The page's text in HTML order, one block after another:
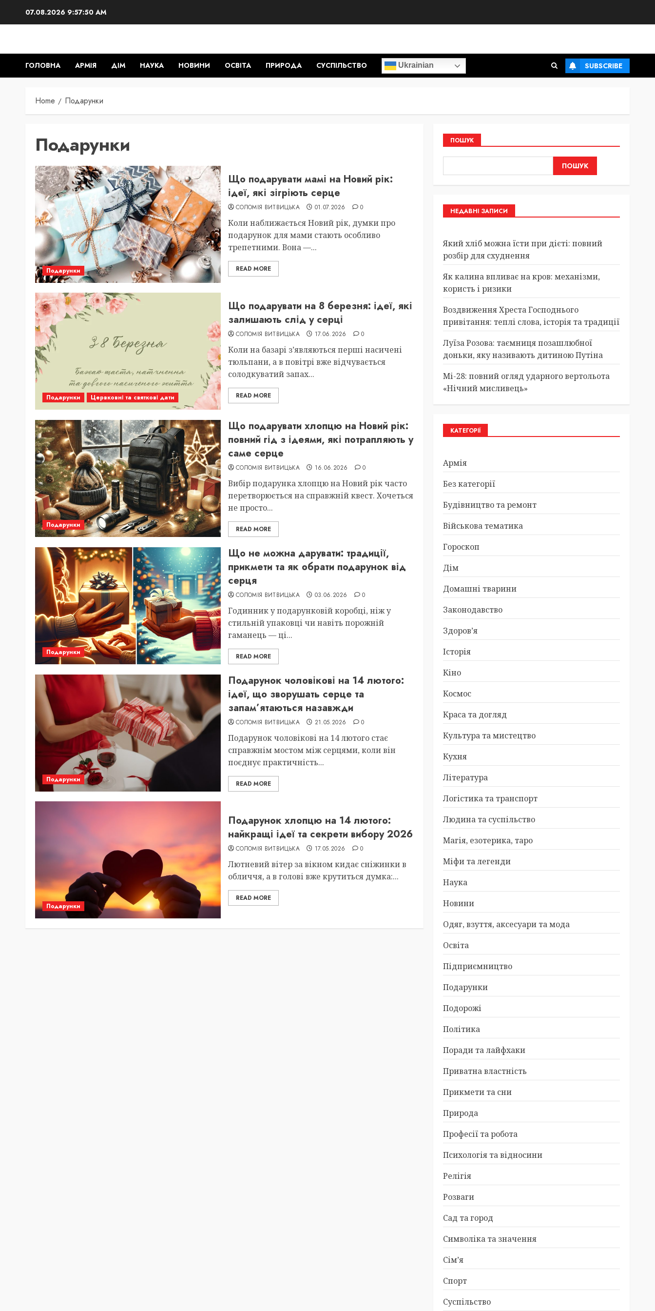
07.08.2026 9:57:51 AM
ГОЛОВНА АРМІЯ ДІМ НАУКА НОВИНИ ОСВІТА ПРИРОДА СУСПІЛЬСТВО Ukrainian SUBSCRIBE
Home Подарунки
Подарунки
Подарунки
Що подарувати мамі на Новий рік:
ідеї, які зігріють серце
СОЛОМІЯ ВИТВИЦЬКА 01.07.2026 0
Коли наближається Новий рік, думки про
подарунок для мами стають особливо
трепетними. Вона —...
READ MORE
Подарунки Цервковні та святкові дати
Що подарувати на 8 березня: ідеї, які
залишають слід у серці
СОЛОМІЯ ВИТВИЦЬКА 17.06.2026 0
Коли на базарі з’являються перші насичені
тюльпани, а в повітрі вже відчувається
солодкуватий запах...
READ MORE
Подарунки
Що подарувати хлопцю на Новий рік:
повний гід з ідеями, які потрапляють у
саме серце
СОЛОМІЯ ВИТВИЦЬКА 16.06.2026 0
Вибір подарунка хлопцю на Новий рік часто
перетворюється на справжній квест. Хочеться
не просто...
READ MORE
Подарунки
Що не можна дарувати: традиції,
прикмети та як обрати подарунок від
серця
СОЛОМІЯ ВИТВИЦЬКА 03.06.2026 0
Годинник у подарунковій коробці, ніж у
стильній упаковці чи навіть порожній
гаманець — ці...
READ MORE
Подарунки
Подарунок чоловікові на 14 лютого:
ідеї, що зворушать серце та
запам’ятаються назавжди
СОЛОМІЯ ВИТВИЦЬКА 21.05.2026 0
Подарунок чоловікові на 14 лютого стає
справжнім мостом між серцями, коли він
поєднує практичність...
READ MORE
Подарунки
Подарунок хлопцю на 14 лютого:
найкращі ідеї та секрети вибору 2026
СОЛОМІЯ ВИТВИЦЬКА 17.05.2026 0
Лютневий вітер за вікном кидає сніжинки в
обличчя, а в голові вже крутиться думка:...
READ MORE
ПОШУК
ПОШУК
НЕДАВНІ ЗАПИСИ
Який хліб можна їсти при дієті: повний
розбір для схуднення
Як калина впливає на кров: механізми,
користь і ризики
Воздвиження Хреста Господнього
привітання: теплі слова, історія та традиції
Луїза Розова: таємниця позашлюбної
доньки, яку називають дитиною Путіна
Мі-28: повний огляд ударного вертольота
«Нічний мисливець»
КАТЕГОРІЇ
Армія
Без категорії
Будівництво та ремонт
Військова тематика
Гороскоп
Дім
Домашні тварини
Законодавство
Здоров’я
Історія
Кіно
Космос
Краса та догляд
Культура та мистецтво
Кухня
Література
Логістика та транспорт
Людина та суспільство
Магія, езотерика, таро
Міфи та легенди
Наука
Новини
Одяг, взуття, аксесуари та мода
Освіта
Підприємництво
Подарунки
Подорожі
Політика
Поради та лайфхаки
Приватна властність
Прикмети та сни
Природа
Професії та робота
Психологія та відносини
Релігія
Розваги
Сад та город
Символіка та значення
Сім’я
Спорт
Суспільство